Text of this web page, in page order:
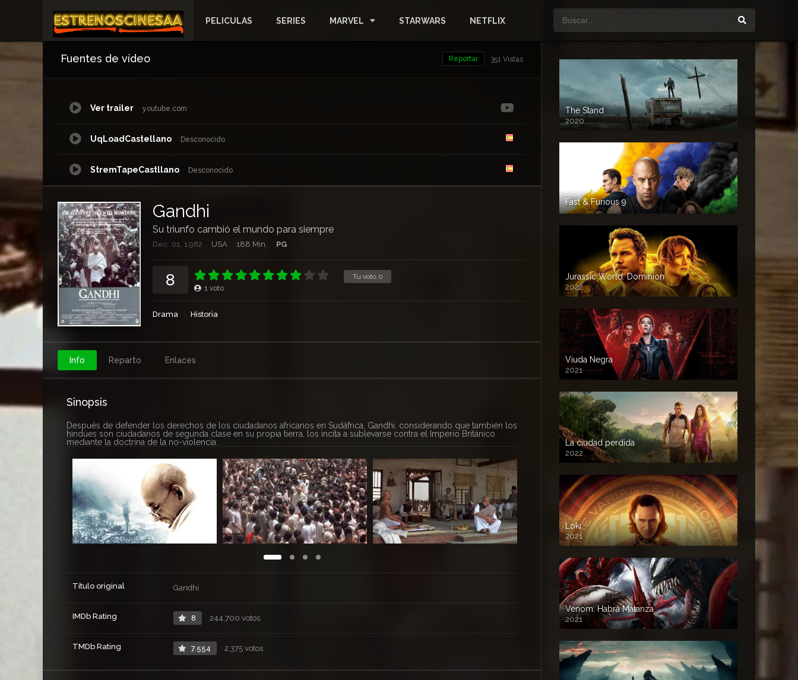
PELICULAS SERIES MARVEL STARWARS NETFLIX
Fuentes de vídeo 351 Vistas
Reportar
Ver trailer youtube.com
UqLoadCastellano Desconocido
StremTapeCastllano Desconocido
DoodStreamCastellano
NetuCastellano
Gandhi
Su triunfo cambió el mundo para siempre
Dec. 01, 1982 USA 188 Min. PG
Tu voto: 0
8 1 voto
Drama Historia
Info Reparto Enlaces
Sinopsis
Después de defender los derechos de los ciudadanos africanos en Sudáfrica, Gandhi, considerando que también los
hindúes son ciudadanos de segunda clase en su propia tierra, los incita a sublevarse contra el Imperio Británico
mediante la doctrina de la no-violencia.
Título original Gandhi
IMDb Rating 8 244,700 votos
TMDb Rating 7.554 2,375 votos
The Stand
2020
Fast & Furious 9
Jurassic World: Dominion
2022
Viuda Negra
2021
La ciudad perdida
2022
Loki
2021
Venom: Habrá Matanza
2021